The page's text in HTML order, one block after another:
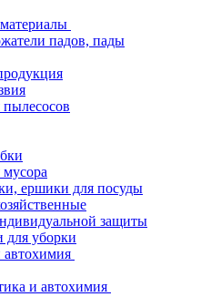
падов, пады
ершики для посуды
защиты
для уборки
автохимия
и автохимия